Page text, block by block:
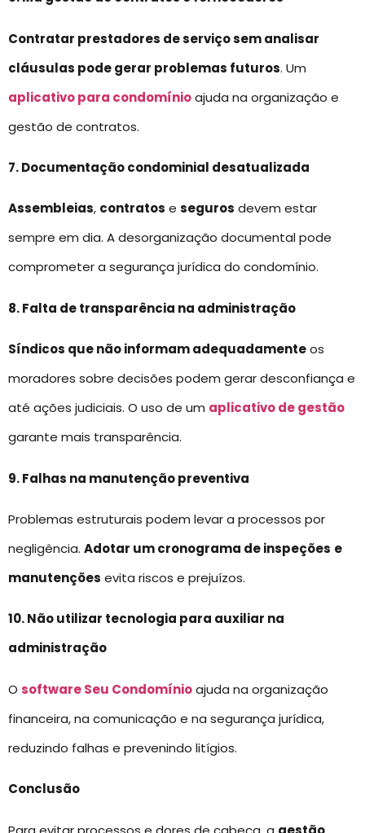
Contratar prestadores de serviço sem analisar
cláusulas pode gerar problemas futuros. Um
aplicativo para condomínioajuda na organização e
gestão de contratos.
7. Documentação condominial desatualizada
Assembleias, contratos e seguros devem estar
sempre em dia. A desorganização documental pode
comprometer a segurança jurídica do condomínio.
8. Falta de transparência na administração
Síndicos que não informam adequadamenteos
moradores sobre decisões podem gerar desconfiança e
até ações judiciais. O uso de um aplicativo de gestão
garante mais transparência.
9. Falhas na manutenção preventiva
Problemas estruturais podem levar a processos por
negligência. Adotar um cronograma de inspeções e
manutenções evita riscos e prejuízos.
10. Não utilizar tecnologia para auxiliar na
administração
O software Seu Condomínioajuda na organização
financeira, na comunicação e na segurança jurídica,
reduzindo falhas e prevenindo litígios.
Conclusão